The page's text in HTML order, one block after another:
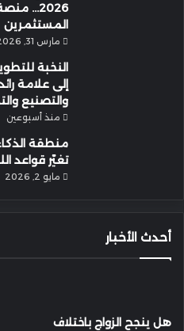
2026…
المستثمرين
مارس 31, 2026
النخبة
إلى علامة
والتصنيع
منذ أسبوعين
منطقة
تغيّر قواعد
مايو 2, 2026
أحدث الأخبار
هل ينجح الزواج باختلاف